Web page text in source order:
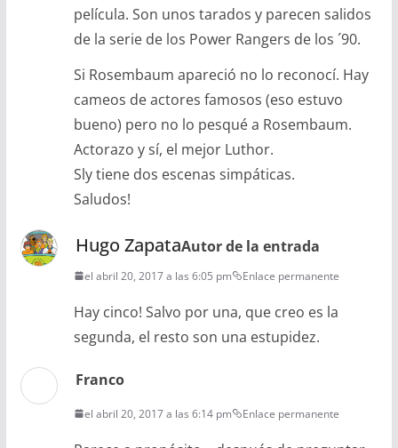
película. Son unos tarados y parecen salidos
de la serie de los Power Rangers de los ´90.
Si Rosembaum apareció no lo reconocí. Hay
cameos de actores famosos (eso estuvo
bueno) pero no lo pesqué a Rosembaum.
Actorazo y sí, el mejor Luthor.
Sly tiene dos escenas simpáticas.
Saludos!
Hugo ZapataAutor de la entrada
el abril 20, 2017 a las 6:05 pm Enlace permanente
Hay cinco! Salvo por una, que creo es la
segunda, el resto son una estupidez.
Franco
el abril 20, 2017 a las 6:14 pm Enlace permanente